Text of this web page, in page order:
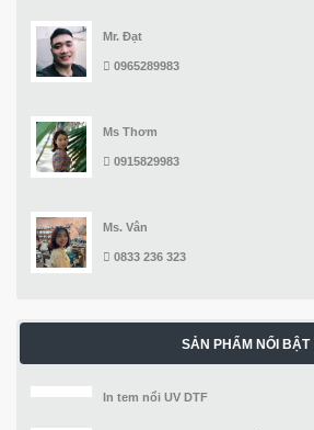
Mr. Đạt
0965289983
Ms Thơm
0915829983
Ms. Vân
0833 236 323
SẢN PHẨM NỔI BẬT
In tem nổi UV DTF